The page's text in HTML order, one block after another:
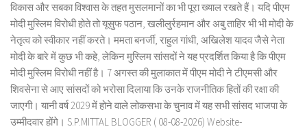
विकास और सबका विश्वास के तहत मुसलमानों का भी पूरा ख्याल रखते हैं। यदि पीएम
मोदी मुस्लिम विरोधी होते तो यूसुफ पठान, खलीलुर्रहमान और अबु ताहिर भी भी मोदी के
नेतृत्व को स्वीकार नहीं करते। ममता बनर्जी, राहुल गांधी, अखिलेश यादव जैसे नेता
मोदी के बारे में कुछ भी कहे, लेकिन मुस्लिम सांसदों ने यह प्रदर्शित किया है कि पीएम
मोदी मुस्लिम विरोधी नहीं है। 7 अगस्त की मुलाकात में पीएम मोदी ने टीएमसी और
शिवसेना से आए सांसदों को भरोसा दिलाया कि उनके राजनीतिक हितों की रक्षा की
जाएगी। यानी वर्ष 2029 में होने वाले लोकसभा के चुनाव में यह सभी सांसद भाजपा के
उम्मीदवार होंगे। S.P.MITTAL BLOGGER ( 08-08-2026) Website-